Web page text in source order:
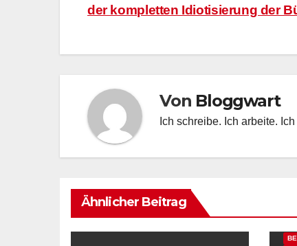
der kompletten Idiotisierung der
Von Bloggwart
Ich schreibe. Ich arbeite.
Ähnlicher Beitrag